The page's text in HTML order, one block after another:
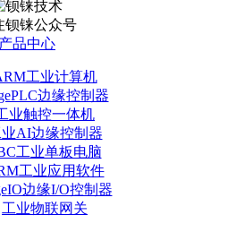
钡铼公众号
产品中心
工业计算机
边缘控制器
业触控一体机
业AI边缘控制器
工业单板电脑
工业应用软件
边缘I/O控制器
工业物联网关